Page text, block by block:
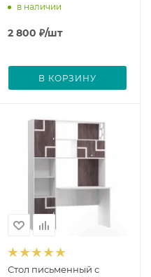
в наличии
2 800 ₽/шт
В КОРЗИНУ
Стол письменный с